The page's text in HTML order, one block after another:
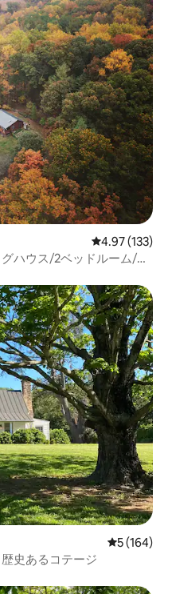
レビュー133
4.97 (133)
ハウス/2ベッドルーム/素
レビュー
5 (164)
史あるコテージ